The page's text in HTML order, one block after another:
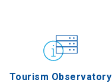
Tourism Observatory